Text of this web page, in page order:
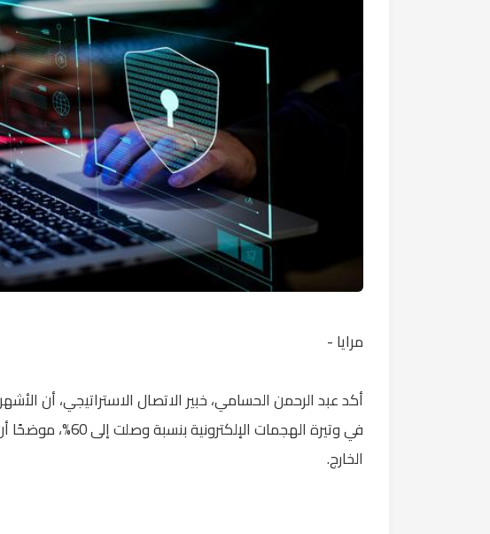
مرايا -
أكد عبد الرحمن الحسامي، خبير الاتصال الاستراتيجي، أن
في وتيرة الهجمات
الخارج.